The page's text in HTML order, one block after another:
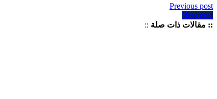
Previous post
Next post
:: مقالات ذات صلة ::